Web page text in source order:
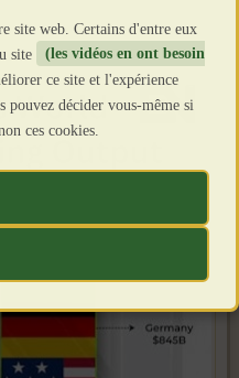
site web. Certains d'entre eux
site
(les vidéos en ont besoin
ce site et l'expérience
pouvez décider vous-même si
ces cookies.